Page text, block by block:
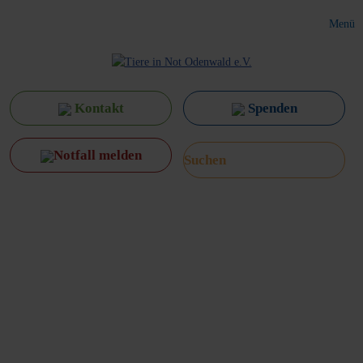
Menü
Kontakt Spenden
Notfall melden